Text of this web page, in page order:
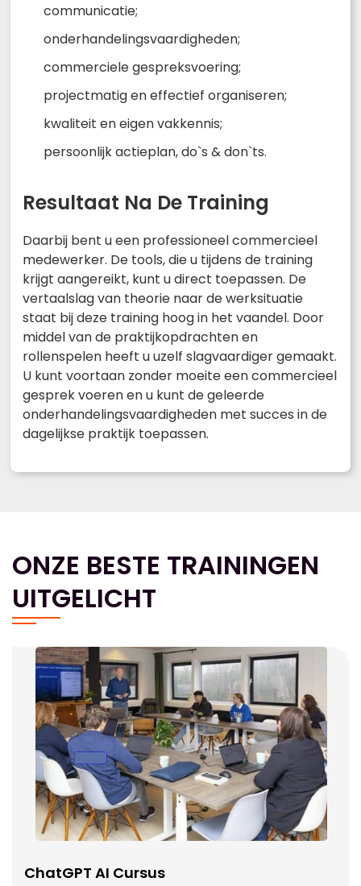
communicatie;
onderhandelingsvaardigheden;
commerciele gespreksvoering;
projectmatig en effectief organiseren;
kwaliteit en eigen vakkennis;
persoonlijk actieplan, do`s & don`ts.
Resultaat Na De Training
Daarbij bent u een professioneel commercieel
medewerker. De tools, die u tijdens de training
krijgt aangereikt, kunt u direct toepassen. De
vertaalslag van theorie naar de werksituatie
staat bij deze training hoog in het vaandel. Door
middel van de praktijkopdrachten en
rollenspelen heeft u uzelf slagvaardiger gemaakt.
U kunt voortaan zonder moeite een commercieel
gesprek voeren en u kunt de geleerde
onderhandelingsvaardigheden met succes in de
dagelijkse praktijk toepassen.
ONZE BESTE TRAININGEN
UITGELICHT
ChatGPT AI Cursus